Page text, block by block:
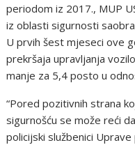
periodom iz 2017., MUP
iz oblasti sigurnosti
U prvih šest mjeseci ove
prekršaja upravljanja
manje za 5,4 posto u
“Pored pozitivnih strana
sigurnošću se može reći
policijski službenici